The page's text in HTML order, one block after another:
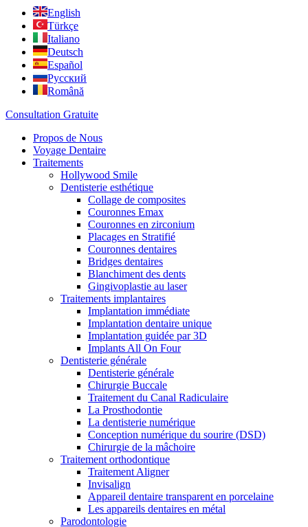
English
Türkçe
Italiano
Deutsch
Español
Русский
Română
Consultation Gratuite
Propos de Nous
Voyage Dentaire
Traitements
Hollywood Smile
Dentisterie esthétique
Collage de composites
Couronnes Emax
Couronnes en zirconium
Placages en Stratifié
Couronnes dentaires
Bridges dentaires
Blanchiment des dents
Gingivoplastie au laser
Traitements implantaires
Implantation immédiate
Implantation dentaire unique
Implantation guidée par 3D
Implants All On Four
Dentisterie générale
Dentisterie générale
Chirurgie Buccale
Traitement du Canal Radiculaire
La Prosthodontie
La dentisterie numérique
Conception numérique du sourire (DSD)
Chirurgie de la mâchoire
Traitement orthodontique
Traitement Aligner
Invisalign
Appareil dentaire transparent en porcelaine
Les appareils dentaires en métal
Parodontologie